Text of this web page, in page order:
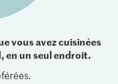
vous avez cuisinées
en un seul endroit.